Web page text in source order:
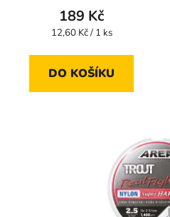
189 Kč
Měrná
12,60 Kč / 1 ks
DO KOŠÍKU